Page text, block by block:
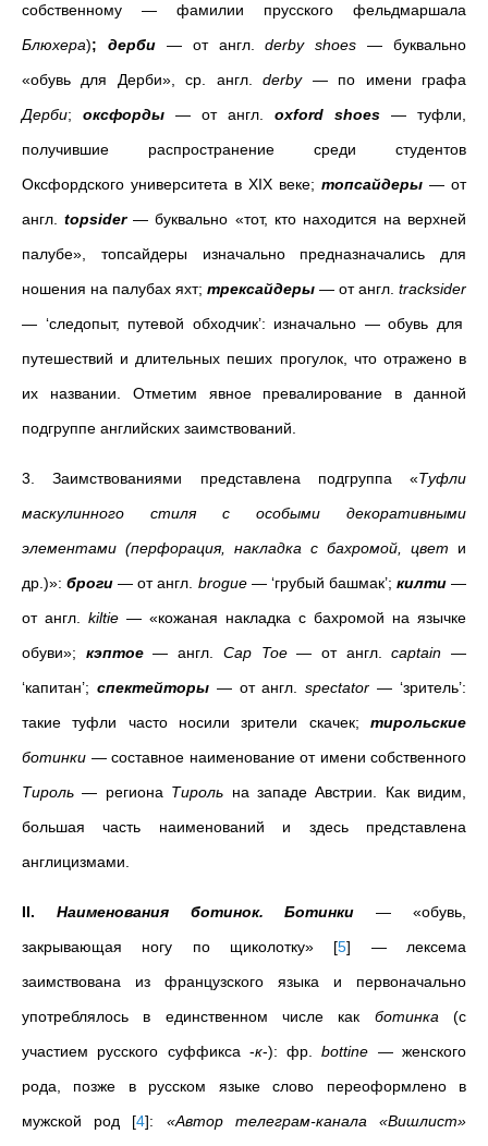
собственному
—
фамилии прусского фельдмаршала
Блюхера); дерби — от англ.derby shoes — буквально
«обувь для Дерби», ср. англ.derby— по имени графа
Дерби; оксфорды — от англ. oxford shoes — туфли,
получившие распространение среди студентов
Оксфордского университета в XIX веке; топсайдеры — от
англ.topsider— буквально «тот, кто находится на верхней
палубе», топсайдеры изначально предназначались для
ношения на палубах яхт; трексайдеры — от англ. tracksider
— ‘следопыт, путевой обходчик’: изначально — обувь для
путешествий и длительных пеших прогулок, что отражено в
их названии. Отметим явное превалирование в данной
подгруппе английских заимствований.
3. Заимствованиями представлена подгруппа «Туфли
маскулинного стиля с особыми декоративными
элементами (перфорация, накладка с бахромой, цвет и
др.)»: броги — от англ. brogue— ‘грубый башмак’; килти —
от англ. kiltie — «кожаная накладка с бахромой на язычке
обуви»;
кэптое — англ. Cap Toe— от англ.captain —
‘капитан’; спектейторы — от англ.spectator — ‘зритель’:
такие туфли часто носили зрители скачек; тирольские
ботинки — составное наименование от имени собственного
Тироль — региона Тироль на западе Австрии. Как видим,
большая часть наименований и здесь представлена
англицизмами.
II. Наименования ботинок. Ботинки — «обувь,
закрывающая ногу по щиколотку» [5] — лексема
заимствована из французского языка и первоначально
употреблялось в единственном числе как ботинка(с
участием русского суффикса -к-): фр.bottine — женского
рода, позже в русском языке слово переоформлено в
мужской род [4]: «Автор телеграм-канала «Вишлист»